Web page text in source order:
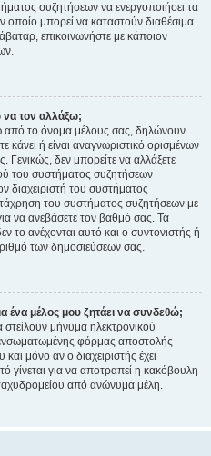
συζητήσεων να ενεργοποιήσει τα
οποίο μπορεί να καταστούν διαθέσιμα.
επικοινωνήστε με κάποιον
να τον αλλάξω;
από το όνομα μέλους σας, δηλώνουν
ή είναι αναγνωριστικό ορισμένων
Γενικώς, δεν μπορείτε να αλλάξετε
του συστήματος συζητήσεων
διαχειριστή του συστήματος
του συστήματος συζητήσεων με
να ανεβάσετε τον βαθμό σας. Τα
το ανέχονται αυτό και ο συντονιστής ή
των δημοσιεύσεων σας.
μέλος μου ζητάει να συνδεθώ;
μήνυμα ηλεκτρονικού
φόρμας αποστολής
μόνο αν ο διαχειριστής έχει
γίνεται για να αποτραπεί η κακόβουλη
από ανώνυμα μέλη.